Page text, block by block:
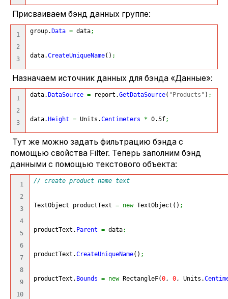
Присваиваем бэнд данных группе:
1
2
group.Data = data;
data.CreateUniqueName( ) ;
Назначаем источник данных для бэнда «Данные»:
1
2
data.DataSource = report.GetDataSource( "Products" ) ;
data.Height = Units.Centimeters * 0.5f;
Тут же можно задать фильтрацию бэнда с
помощью свойства Filter. Теперь заполним бэнд
данными с помощью текстового объекта:
1
2
3
4
5
6
7
8
9
10
// create product name text
TextObject productText = new TextObject ( ) ;
productText. Parent = data;
productText.CreateUniqueName( ) ;
productText. Bounds = new RectangleF(0, 0, Units.